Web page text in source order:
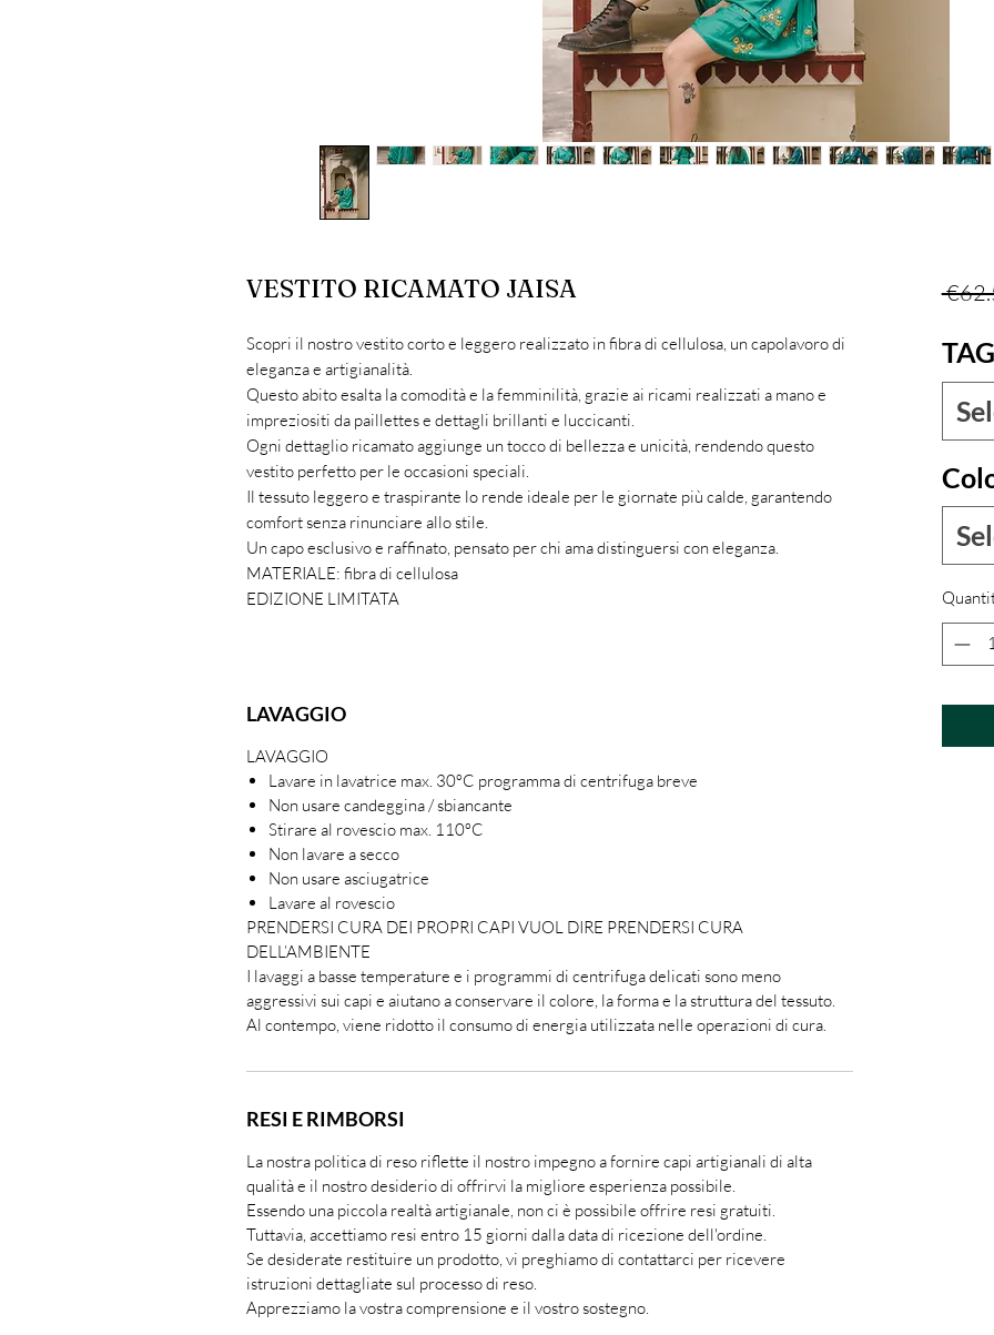
VESTITO RICAMATO JAISA
Scopri il nostro vestito corto e leggero realizzato in fibra di cellulosa, un capolavoro di
eleganza e artigianalità.
Questo abito esalta la comodità e la femminilità, grazie ai ricami realizzati a mano e
impreziositi da paillettes e dettagli brillanti e luccicanti.
Ogni dettaglio ricamato aggiunge un tocco di bellezza e unicità, rendendo questo
vestito perfetto per le occasioni speciali.
Il tessuto leggero e traspirante lo rende ideale per le giornate più calde, garantendo
comfort senza rinunciare allo stile.
Un capo esclusivo e raffinato, pensato per chi ama distinguersi con eleganza.
MATERIALE: fibra di cellulosa
EDIZIONE LIMITATA
LAVAGGIO
LAVAGGIO
Lavare in lavatrice max. 30ºC programma di centrifuga breve
Non usare candeggina / sbiancante
Stirare al rovescio max. 110ºC
Non lavare a secco
Non usare asciugatrice
Lavare al rovescio
PRENDERSI CURA DEI PROPRI CAPI VUOL DIRE PRENDERSI CURA
DELL’AMBIENTE
I lavaggi a basse temperature e i programmi di centrifuga delicati sono meno
aggressivi sui capi e aiutano a conservare il colore, la forma e la struttura del tessuto.
Al contempo, viene ridotto il consumo di energia utilizzata nelle operazioni di cura.
RESI E RIMBORSI
La nostra politica di reso riflette il nostro impegno a fornire capi artigianali di alta
qualità e il nostro desiderio di offrirvi la migliore esperienza possibile.
Essendo una piccola realtà artigianale, non ci è possibile offrire resi gratuiti.
Tuttavia, accettiamo resi entro 15 giorni dalla data di ricezione dell'ordine.
Se desiderate restituire un prodotto, vi preghiamo di contattarci per ricevere
istruzioni dettagliate sul processo di reso.
Apprezziamo la vostra comprensione e il vostro sostegno.